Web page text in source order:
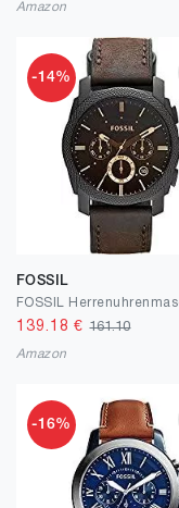
Amazon
-14%
FOSSIL
139.18 €161.10
Amazon
-16%